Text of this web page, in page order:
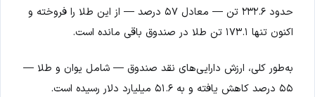
حدود ۲۳۲.۶ تن — معادل ۵۷ درصد — از این طلا را فروخته و
اکنون تنها ۱۷۳.۱ تن طلا در صندوق باقی مانده است.
به‌طور کلی، ارزش دارایی‌های نقد صندوق — شامل یوان و طلا —
۵۵ درصد کاهش یافته و به ۵۱.۶ میلیارد دلار رسیده است.